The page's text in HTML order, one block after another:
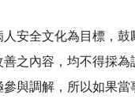
安全文化為目標，
之內容，均不得採
與調解，所以如果